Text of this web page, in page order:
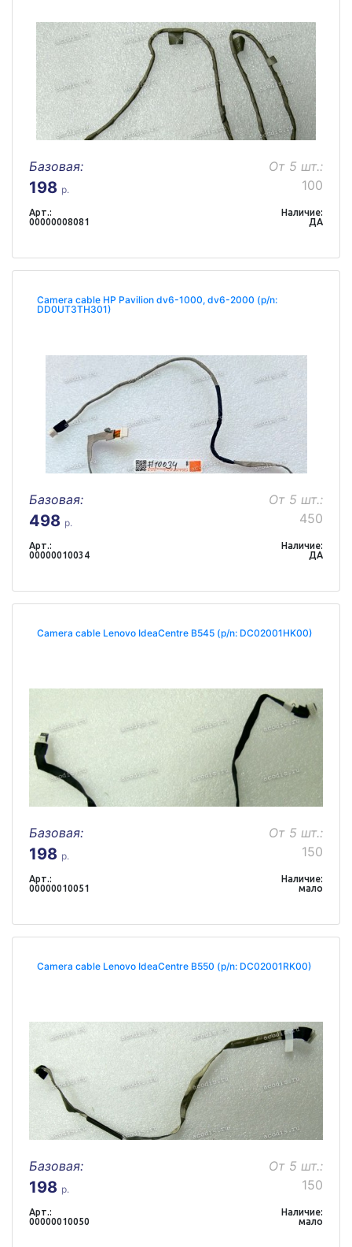
Базовая:
198 р.
От 5 шт.:
100
Арт.:
00000008081
Наличие:
ДА
Camera cable HP Pavilion dv6-1000, dv6-2000 (p/n:
DD0UT3TH301)
Базовая:
498 р.
От 5 шт.:
450
Арт.:
00000010034
Наличие:
ДА
Camera cable Lenovo IdeaCentre B545 (p/n: DC02001HK00)
Базовая:
198 р.
От 5 шт.:
150
Арт.:
00000010051
Наличие:
мало
Camera cable Lenovo IdeaCentre B550 (p/n: DC02001RK00)
Базовая:
198 р.
От 5 шт.:
150
Арт.:
00000010050
Наличие:
мало